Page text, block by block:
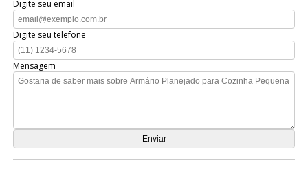
Digite seu email
Digite seu telefone
Mensagem